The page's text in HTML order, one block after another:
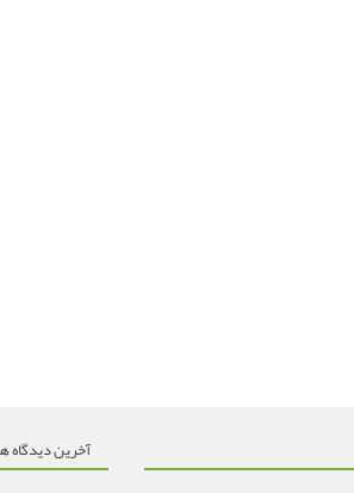
آخرین دیدگاه